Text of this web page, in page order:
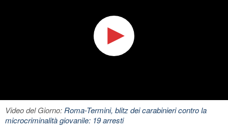
Video del Giorno:Roma-Termini, blitz dei carabinieri contro la
microcriminalità giovanile: 19 arresti